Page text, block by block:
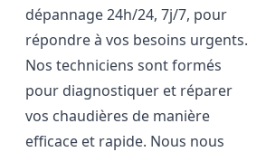
dépannage 24h/24, 7j/7, pour
répondre à vos besoins urgents.
Nos techniciens sont formés
pour diagnostiquer et réparer
vos chaudières de manière
efficace et rapide. Nous nous